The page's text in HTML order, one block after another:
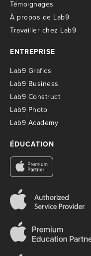
Témoignages
À propos de Lab9
Travailler chez Lab9
ENTREPRISE
Lab9 Grafics
Lab9 Business
Lab9 Construct
Lab9 Photo
Lab9 Academy
ÉDUCATION